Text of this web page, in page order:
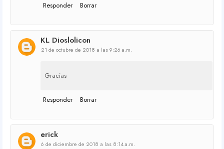
Responder Borrar
KL Dioslolicon
21 de octubre de 2018 a las 9:26 a.m.
Gracias
Responder Borrar
erick
6 de diciembre de 2018 a las 8:14 a.m.